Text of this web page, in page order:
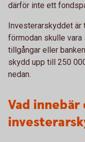
därför inte ett
Investerarskyddet är
förmodan skulle vara
tillgångar eller
skydd upp till 250
nedan.
Vad